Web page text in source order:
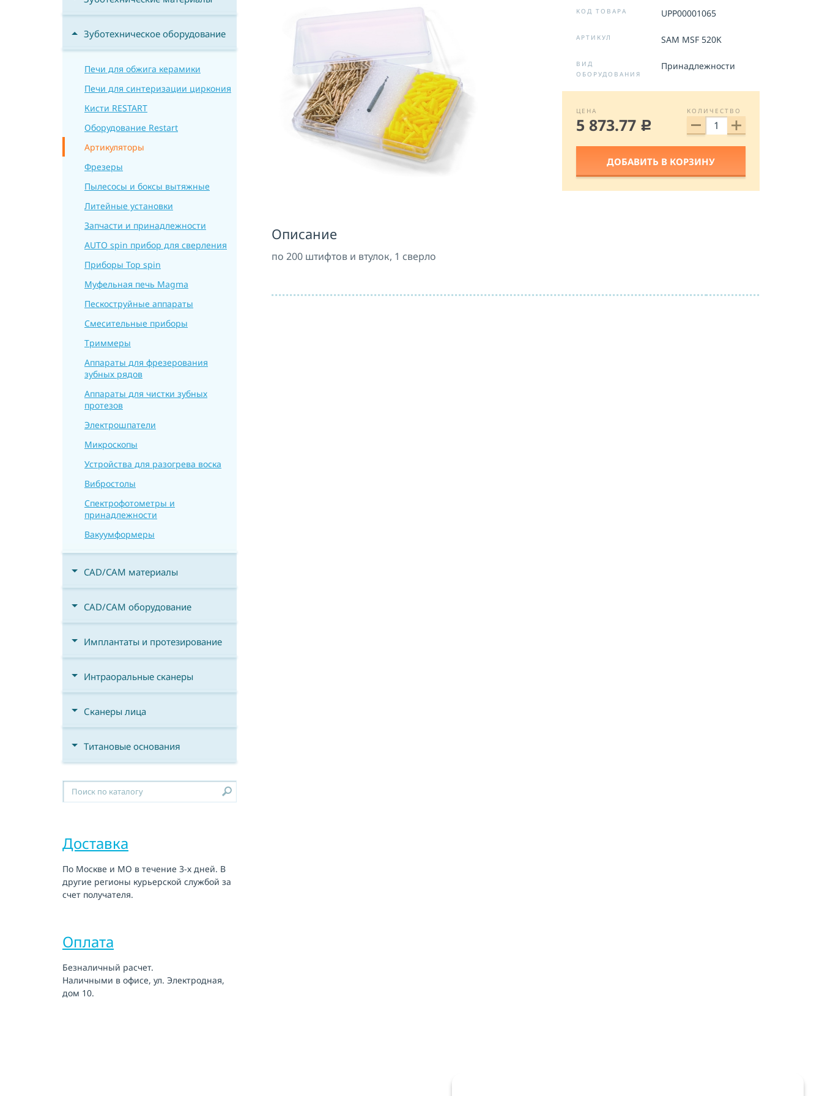
ОТПРАВИТЬ
Зуботехническое оборудование
Печи для обжига керамики
Печи для синтеризации циркония
Кисти RESTART
Оборудование Restart
Артикуляторы
Фрезеры
Пылеcосы и боксы вытяжные
Литейные установки
Запчасти и принадлежности
AUTO spin прибор для сверления
Приборы Top spin
Муфельная печь Magma
Пескоструйные аппараты
Смесительные приборы
Триммеры
Аппараты для фрезерования
зубных рядов
Аппараты для чистки зубных
протезов
Электрошпатели
Микроскопы
Устройства для разогрева воска
Вибростолы
Спектрофотометры и
принадлежности
Вакуумформеры
CAD/CAM материалы
CAD/CAM оборудование
Имплантаты и протезирование
Интраоральные сканеры
Сканеры лица
Титановые основания
Доставка
По Москве и МО в течение 3-х дней. В
другие регионы курьерской службой за
счет получателя.
Оплата
Безналичный расчет.
Наличными в офисе, ул. Электродная,
дом 10.
КОД ТОВАРА UPP00001065
АРТИКУЛ SAM MSF 520K
ВИД
ОБОРУДОВАНИЯ
Принадлежности
ЦЕНА
5 873.77 c
КОЛИЧЕСТВО
ДОБАВИТЬ В КОРЗИНУ
Описание
по 200 штифтов и втулок, 1 сверло